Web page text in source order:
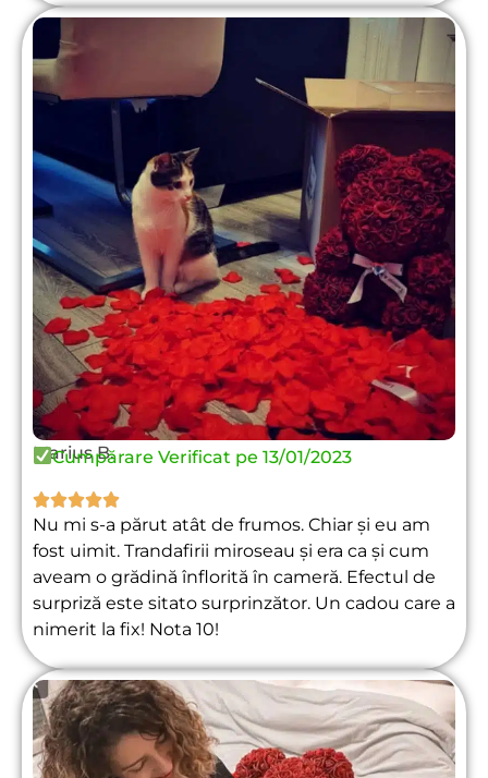
Marius B.
Cumpărare Verificat pe 13/01/2023

Nu mi s-a părut atât de frumos. Chiar și eu am
fost uimit. Trandafirii miroseau și era ca și cum
aveam o grădină înflorită în cameră. Efectul de
surpriză este sitato surprinzător. Un cadou care a
nimerit la fix! Nota 10!